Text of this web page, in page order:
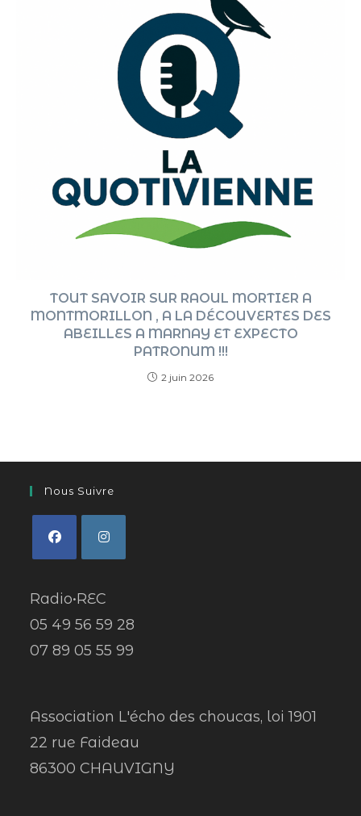
TOUT SAVOIR SUR RAOUL MORTIER A
MONTMORILLON , A LA DÉCOUVERTES DES
ABEILLES A MARNAY ET EXPECTO
PATRONUM !!!
2 juin 2026
Nous Suivre
Radio•REC
05 49 56 59 28
07 89 05 55 99
Association L'écho des choucas, loi 1901
22 rue Faideau
86300 CHAUVIGNY